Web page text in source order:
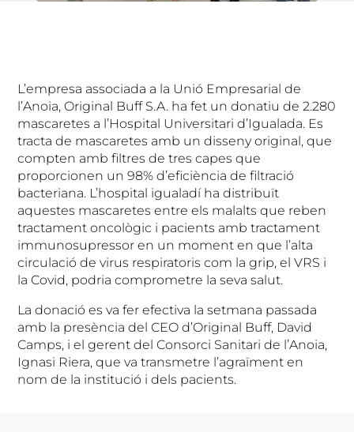
L’empresa associada a la Unió Empresarial de
l’Anoia, Original Buff S.A. ha fet un donatiu de 2.280
mascaretes a l’Hospital Universitari d’Igualada. Es
tracta de mascaretes amb un disseny original, que
compten amb filtres de tres capes que
proporcionen un 98% d’eficiència de filtració
bacteriana. L’hospital igualadí ha distribuït
aquestes mascaretes entre els malalts que reben
tractament oncològic i pacients amb tractament
immunosupressor en un moment en que l’alta
circulació de virus respiratoris com la grip, el VRS i
la Covid, podria comprometre la seva salut.
La donació es va fer efectiva la setmana passada
amb la presència del CEO d’Original Buff, David
Camps, i el gerent del Consorci Sanitari de l’Anoia,
Ignasi Riera, que va transmetre l’agraïment en
nom de la institució i dels pacients.